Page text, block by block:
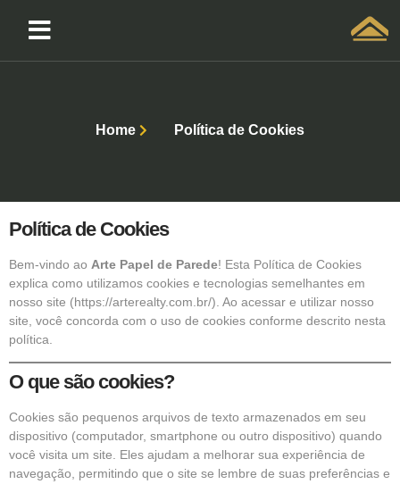
Home Política de Cookies
Política de Cookies
Bem-vindo ao Arte Papel de Parede! Esta Política de Cookies
explica como utilizamos cookies e tecnologias semelhantes em
nosso site (https://arterealty.com.br/). Ao acessar e utilizar nosso
site, você concorda com o uso de cookies conforme descrito nesta
política.
O que são cookies?
Cookies são pequenos arquivos de texto armazenados em seu
dispositivo (computador, smartphone ou outro dispositivo) quando
você visita um site. Eles ajudam a melhorar sua experiência de
navegação, permitindo que o site se lembre de suas preferências e